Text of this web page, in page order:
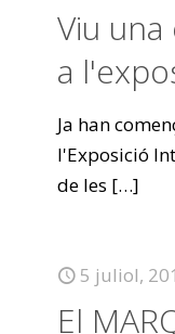
Viu
a
Ja han
l'Exposició
de les […]
5 juliol,
El